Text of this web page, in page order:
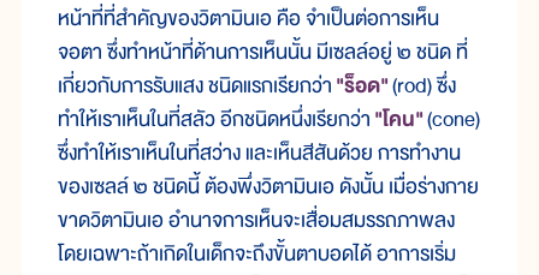
หน้าที่ที่สำคัญของวิตามินเอ คือ จำเป็นต่อการเห็น
จอตา ซึ่งทำหน้าที่ด้านการเห็นนั้น มีเซลล์อยู่ ๒ ชนิด ที่
เกี่ยวกับการรับแสง ชนิดแรกเรียกว่า"ร็อด"(rod) ซึ่ง
ทำให้เราเห็นในที่สลัว อีกชนิดหนึ่งเรียกว่า"โคน"(cone)
ซึ่งทำให้เราเห็นในที่สว่าง และเห็นสีสันด้วย การทำงาน
ของเซลล์ ๒ ชนิดนี้ ต้องพึ่งวิตามินเอ ดังนั้น เมื่อร่างกาย
ขาดวิตามินเอ อำนาจการเห็นจะเสื่อมสมรรถภาพลง
โดยเฉพาะถ้าเกิดในเด็กจะถึงขั้นตาบอดได้ อาการเริ่ม